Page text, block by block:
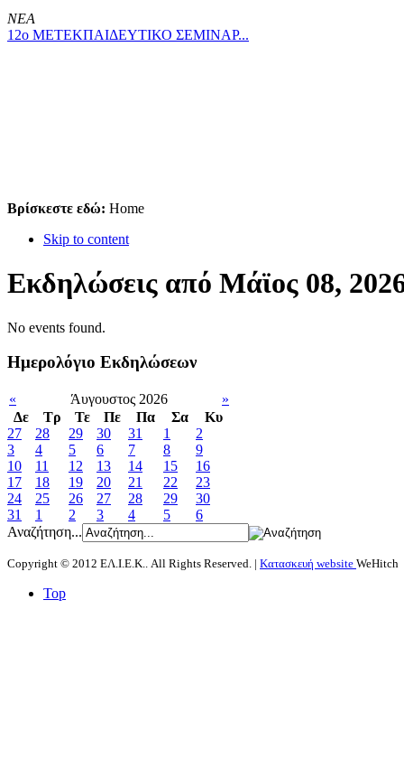
ΝΕΑ
12ο ΜΕΤΕΚΠΑΙΔΕΥΤΙΚΟ ΣΕΜΙΝΑΡ...
Βρίσκεστε εδώ: Home
Skip to content
Εκδηλώσεις από Μάϊος 08,
No events found.
Ημερολόγιο Εκδηλώσεων
« Άυγουστος 2026
»
Δε
Tρ Τε Πε Πα Σα
Κυ
27
28 29 30 31 1
2
3
4 5 6 7 8
9
10
11 12 13 14 15
16
17
18 19 20 21 22
23
24
25 26 27 28 29
30
31
1 2 3 4 5
6
Αναζήτηση...
Copyright © 2012 ΕΛ.Ι.Ε.Κ.. All Rights Reserved. | Κατασκευή website WeHitch
Top